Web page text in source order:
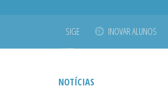
SIGE INOVAR ALUNOS
NOTÍCIAS